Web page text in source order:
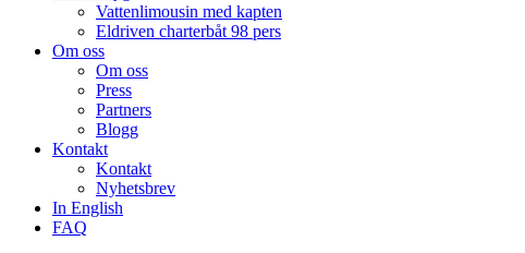
Vattenlimousin med kapten
Eldriven charterbåt 98 pers
Om oss
Om oss
Press
Partners
Blogg
Kontakt
Kontakt
Nyhetsbrev
In English
FAQ